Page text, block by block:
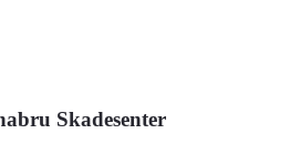
Skadesenter